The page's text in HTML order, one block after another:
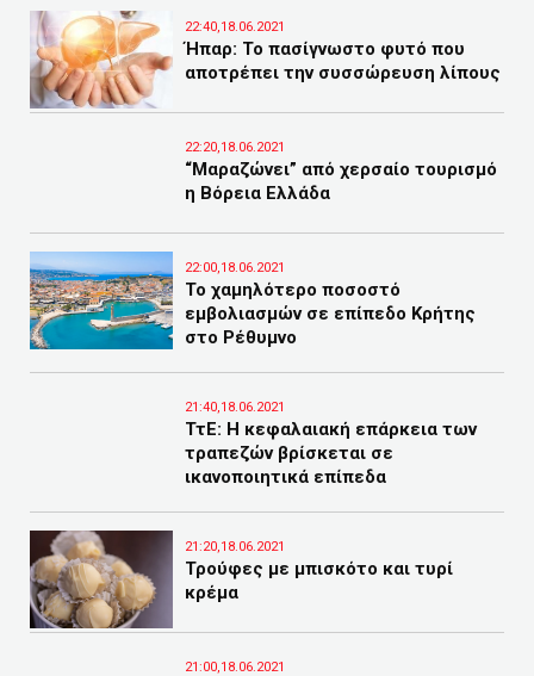
22:40,18.06.2021
Ήπαρ: Το πασίγνωστο φυτό που
αποτρέπει την συσσώρευση λίπους
22:20,18.06.2021
“Μαραζώνει” από χερσαίο τουρισμό
η Βόρεια Ελλάδα
22:00,18.06.2021
Το χαμηλότερο ποσοστό
εμβολιασμών σε επίπεδο Κρήτης
στο Ρέθυμνο
21:40,18.06.2021
ΤτΕ: Η κεφαλαιακή επάρκεια των
τραπεζών βρίσκεται σε
ικανοποιητικά επίπεδα
21:20,18.06.2021
Τρούφες με μπισκότο και τυρί
κρέμα
21:00,18.06.2021